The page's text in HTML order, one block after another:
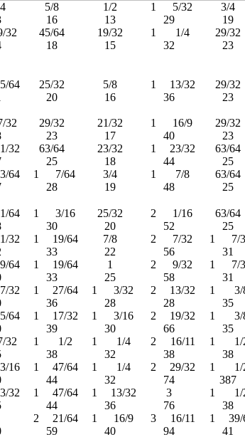
5/8 1/2 1 5/32 3/4
16 13 29 19
32 45/64 19/32 1 1/4 29/32
18 15 32 23
64 25/32 5/8 1 13/32 29/32
20 16 36 23
32 29/32 21/32 1 16/9 29/32
23 17 40 23
32 63/64 23/32 1 23/32 63/64
25 18 44 25
64 1 7/64 3/4 1 7/8 63/64
28 19 48 25
64 1 3/16 25/32 2 1/16 63/64
30 20 52 25
32 1 19/64 7/8 2 7/32 1 7/
33 22 56 31
64 1 19/64 1 2 9/32 1 7/
33 25 58 31
32 1 27/64 1 3/32 2 13/32 1 3/
36 28 28 35
64 1 17/32 1 3/16 2 19/32 1 3/
39 30 66 35
32 1 1/2 1 1/4 2 16/11 1 1/
38 32 38 38
16 1 47/64 1 1/4 2 29/32 1 1/
44 32 74 387
32 1 47/64 1 13/32 3 1 1/
44 36 76 38
2 21/64 1 16/9 3 16/11 1 39/
59 40 94 41